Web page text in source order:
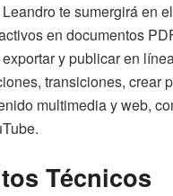
te sumergirá en
en documentos
y publicar en
transiciones, crear
multimedia y web,
Técnicos